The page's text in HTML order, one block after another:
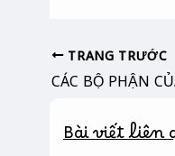
b
o
k
e
n
e
r
L
i
TRANG TRƯỚC
CÁC BỘ PHẬN
Bài viết liên